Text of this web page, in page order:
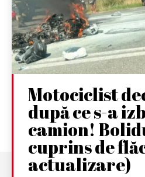
Motociclist
după ce s-a
camion!
cuprins de
actualizare)